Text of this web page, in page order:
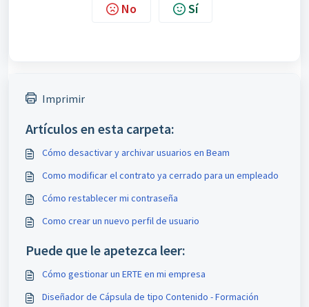
No Sí
Imprimir
Artículos en esta carpeta:
Cómo desactivar y archivar usuarios en Beam
Como modificar el contrato ya cerrado para un empleado
Cómo restablecer mi contraseña
Como crear un nuevo perfil de usuario
Puede que le apetezca leer:
Cómo gestionar un ERTE en mi empresa
Diseñador de Cápsula de tipo Contenido - Formación